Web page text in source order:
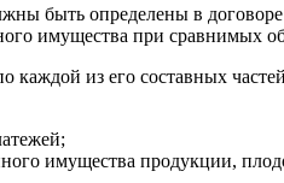
быть определены в
имущества при сравнимых
каждой из его составных
имущества продукции,